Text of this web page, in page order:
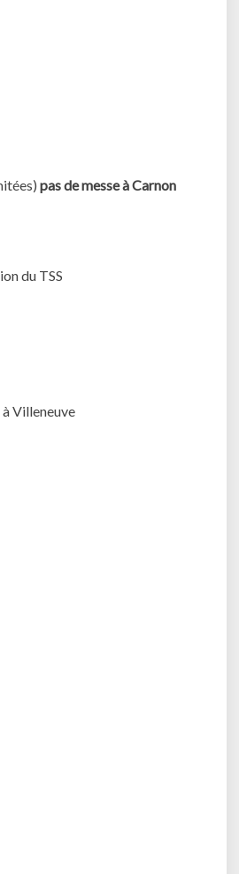
pas de messe à Carnon
du TSS
Villeneuve